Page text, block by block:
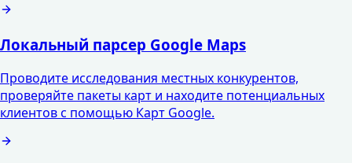
Локальный парсер Google Maps
Проводите исследования местных конкурентов,
проверяйте пакеты карт и находите потенциальных
клиентов с помощью Карт Google.